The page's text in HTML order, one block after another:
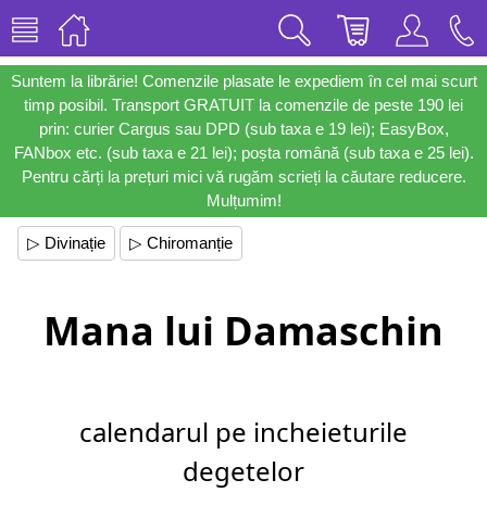
Suntem la librărie! Comenzile plasate le expediem în cel mai scurt
timp posibil. Transport GRATUIT la comenzile de peste 190 lei
prin: curier Cargus sau DPD (sub taxa e 19 lei); EasyBox,
FANbox etc. (sub taxa e 21 lei); poșta română (sub taxa e 25 lei).
Pentru cărți la prețuri mici vă rugăm scrieți la căutare reducere.
Mulțumim!
▷ Divinație ▷ Chiromanție
Mana lui Damaschin
calendarul pe incheieturile
degetelor